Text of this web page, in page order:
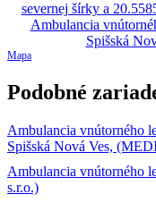
Mapa
Podobné
Ambulancia vnútorného
Spišská Nová Ves,
Ambulancia vnútorného
s.r.o.)